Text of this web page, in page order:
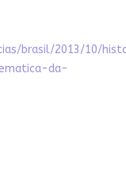
brasil/2013/10/
da-